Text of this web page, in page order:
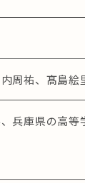
周祐、髙島絵
兵庫県の高等